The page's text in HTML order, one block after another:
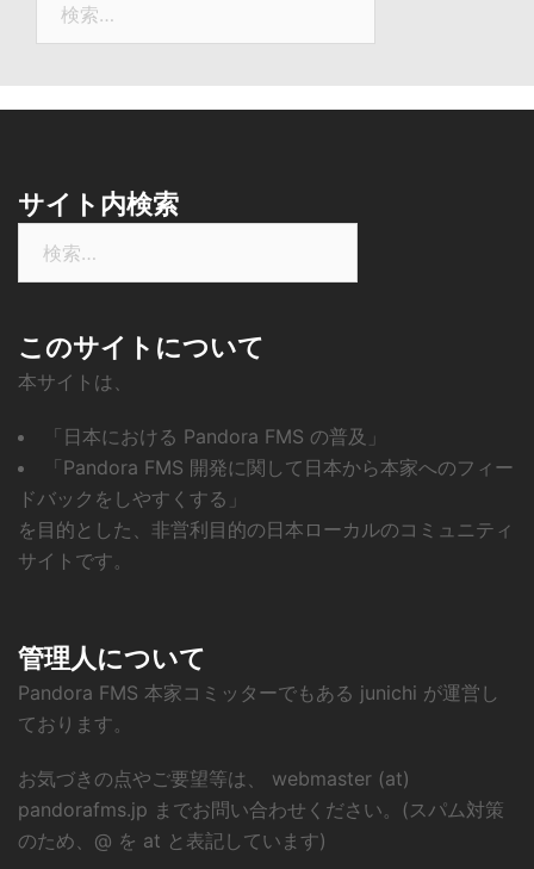
ス
サイト内検索
このサイトについて
本サイトは、
「日本における Pandora FMS の普及」
「Pandora FMS 開発に関して日本から本家へのフィー
ドバックをしやすくする」
を目的とした、非営利目的の日本ローカルのコミュニティ
サイトです。
管理人について
Pandora FMS 本家コミッターでもある junichi が運営し
ております。
お気づきの点やご要望等は、 webmaster (at)
pandorafms.jp までお問い合わせください。(スパム対策
のため、@ を at と表記しています)